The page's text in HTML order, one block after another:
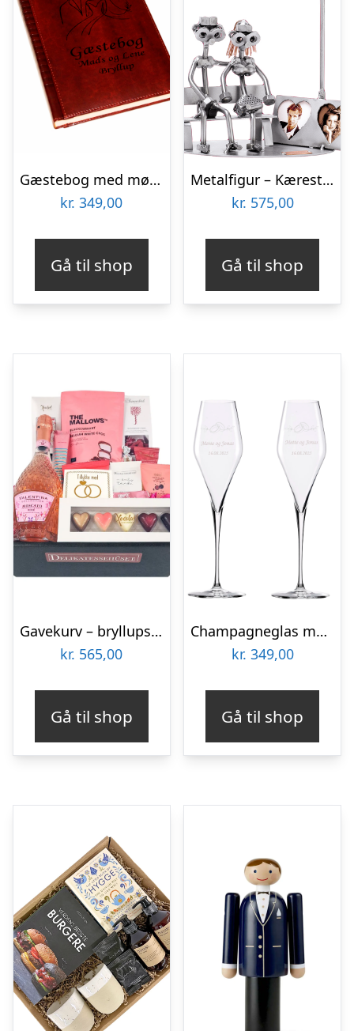
Gæstebog med mønster til Bryllup – Brun – B5
kr. 349,00
Gå til shop
Metalfigur – Kærestepar på bænk med fotoramme
kr. 575,00
Gå til shop
Gavekurv – bryllupsgave med sparkling Rosé og søde lækkerier
kr. 565,00
Gå til shop
Champagneglas med gravering (sæt á 2) – Bryllup – Stölzle Lausitz
kr. 349,00
Gå til shop